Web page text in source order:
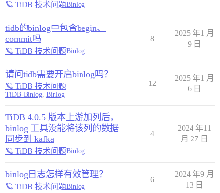
🪐 TiDB 技术问题Binlog
tidb的binlog中包含begin、
commit吗
🪐 TiDB 技术问题Binlog
8
2025 年1 月
9 日
请问tidb需要开启binlog吗？
🪐 TiDB 技术问题
TiDB-Binlog, Binlog
12
2025 年1 月
6 日
TiDB 4.0.5 版本上游加列后，
binlog 工具没能将该列的数据
同步到 kafka
🪐 TiDB 技术问题Binlog
4
2024 年11
月 27 日
binlog日志怎样有效管理？
🪐 TiDB 技术问题Binlog
6
2024 年9 月
13 日